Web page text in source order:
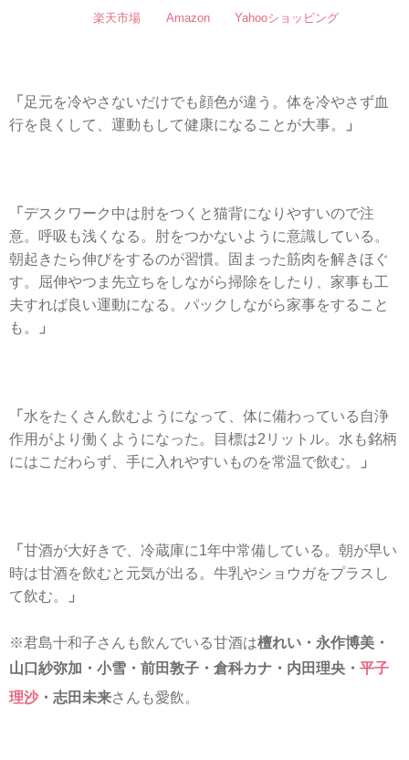
楽天市場 Amazon Yahooショッピング
「 足元を冷やさないだけでも顔色が違う。体を冷やさず血
行を良くして、運動もして健康になることが大事。
」
「 デスクワーク中は肘をつくと猫背になりやすいので注
意。呼吸も浅くなる。肘をつかないように意識している。
朝起きたら伸びをするのが習慣。固まった筋肉を解きほぐ
す。屈伸やつま先立ちをしながら掃除をしたり、家事も工
夫すれば良い運動になる。パックしながら家事をすること
も。
」
「 水をたくさん飲むようになって、体に備わっている自浄
作用がより働くようになった。目標は2リットル。水も銘柄
にはこだわらず、手に入れやすいものを常温で飲む。
」
「 甘酒が大好きで、冷蔵庫に1年中常備している。朝が早い
時は甘酒を飲むと元気が出る。牛乳やショウガをプラスし
て飲む。
」
※君島十和子さんも飲んでいる甘酒は檀れい・永作博美・
山口紗弥加・小雪・前田敦子・倉科カナ・内田理央・ 平子
理沙・志田未来さんも愛飲。